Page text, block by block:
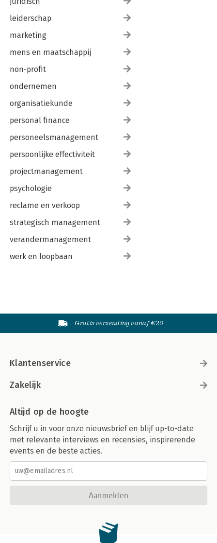
leiderschap
marketing
mens en maatschappij
non-profit
ondernemen
organisatiekunde
personal finance
personeelsmanagement
persoonlijke effectiviteit
projectmanagement
psychologie
reclame en verkoop
strategisch management
verandermanagement
werk en loopbaan
Gratis verzending vanaf €20
Klantenservice
Zakelijk
Altijd op de hoogte
Schrijf u in voor onze nieuwsbrief en blijf up-to-date
met relevante interviews en recensies, inspirerende
events en de beste acties.
Aanmelden